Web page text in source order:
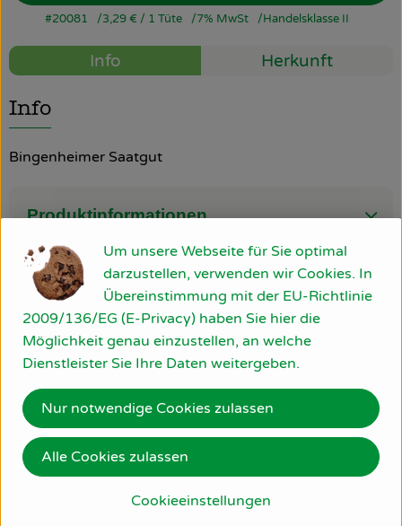
Über uns
Blog
Rezepte
#20081 3,29 € / 1 Tüte 7% MwSt Handelsklasse II
Info Herkunft
Info
Bingenheimer Saatgut
Produktinformationen
Produktdatenblatt
Herkunft
Hersteller: Bingenheimer Saatgut
Deutschland
Bingenheimer Saatgut
Um unsere Webseite für Sie optimal
darzustellen, verwenden wir Cookies. In
Übereinstimmung mit der EU-Richtlinie
2009/136/EG (E-Privacy) haben Sie hier die
Möglichkeit genau einzustellen, an welche
Dienstleister Sie Ihre Daten weitergeben.
Cookieeinstellungen
Nur notwendige Cookies zulassen
Alle Cookies zulassen